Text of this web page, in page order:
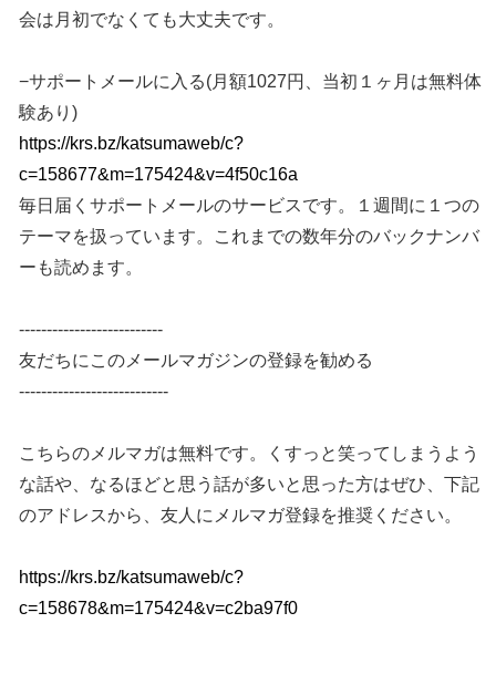
会は月初でなくても大丈夫です。
−サポートメールに入る(月額1027円、当初１ヶ月は無料体
験あり)
https://krs.bz/katsumaweb/c?
c=158677&m=175424&v=4f50c16a
毎日届くサポートメールのサービスです。１週間に１つの
テーマを扱っています。これまでの数年分のバックナンバ
ーも読めます。
--------------------------
友だちにこのメールマガジンの登録を勧める
---------------------------
こちらのメルマガは無料です。くすっと笑ってしまうよう
な話や、なるほどと思う話が多いと思った方はぜひ、下記
のアドレスから、友人にメルマガ登録を推奨ください。
https://krs.bz/katsumaweb/c?
c=158678&m=175424&v=c2ba97f0